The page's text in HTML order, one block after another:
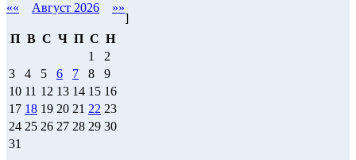
«« Август 2026 »»
П В С Ч П С Н
1
2
3
4 5 6 7 8
9
10 11 12 13 14 15 16
17 18 19 20 21 22 23
24 25 26 27 28 29 30
31
]